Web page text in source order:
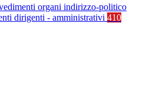
organi indirizzo-politico
dirigenti - amministrativi 410